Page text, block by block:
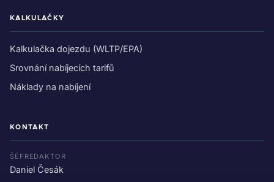
KALKULAČKY
Kalkulačka dojezdu (WLTP/EPA)
Srovnání nabíjecích tarifů
Náklady na nabíjení
KONTAKT
ŠÉFREDAKTOR
Daniel Česák